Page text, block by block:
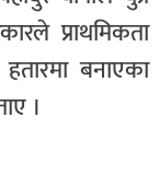
प्राथमिकता
बनाएका
।